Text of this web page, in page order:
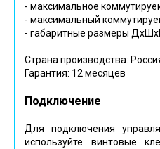
- максимальное
- максимальный
- габаритные размеры
Страна производства:
Гарантия: 12 месяцев
Подключение
Для подключения
используйте винтовые